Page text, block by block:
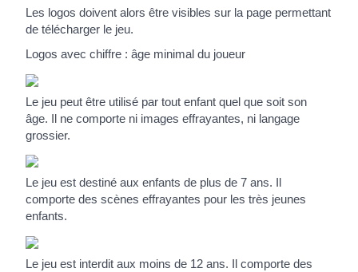
Les logos doivent alors être visibles sur la page permettant
de télécharger le jeu.
Logos avec chiffre : âge minimal du joueur
Le jeu peut être utilisé par tout enfant quel que soit son
âge. Il ne comporte ni images effrayantes, ni langage
grossier.
Le jeu est destiné aux enfants de plus de 7 ans. Il
comporte des scènes effrayantes pour les très jeunes
enfants.
Le jeu est interdit aux moins de 12 ans. Il comporte des